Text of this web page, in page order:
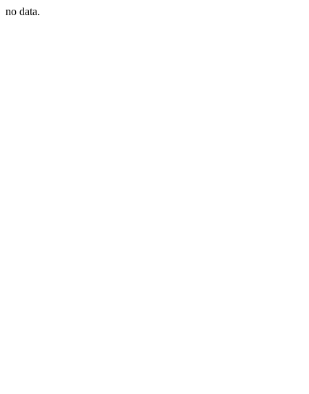
no data.